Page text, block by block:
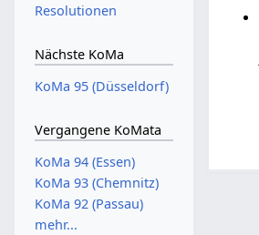
Resolutionen
Nächste KoMa
KoMa 95 (Düsseldorf)
Vergangene KoMata
KoMa 94 (Essen)
KoMa 93 (Chemnitz)
KoMa 92 (Passau)
mehr...